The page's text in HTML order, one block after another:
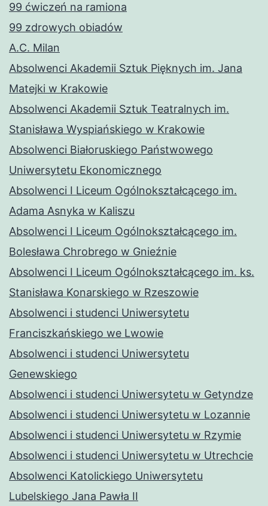
99 ćwiczeń na ramiona
99 zdrowych obiadów
A.C. Milan
Absolwenci Akademii Sztuk Pięknych im. Jana
Matejki w Krakowie
Absolwenci Akademii Sztuk Teatralnych im.
Stanisława Wyspiańskiego w Krakowie
Absolwenci Białoruskiego Państwowego
Uniwersytetu Ekonomicznego
Absolwenci I Liceum Ogólnokształcącego im.
Adama Asnyka w Kaliszu
Absolwenci I Liceum Ogólnokształcącego im.
Bolesława Chrobrego w Gnieźnie
Absolwenci I Liceum Ogólnokształcącego im. ks.
Stanisława Konarskiego w Rzeszowie
Absolwenci i studenci Uniwersytetu
Franciszkańskiego we Lwowie
Absolwenci i studenci Uniwersytetu
Genewskiego
Absolwenci i studenci Uniwersytetu w Getyndze
Absolwenci i studenci Uniwersytetu w Lozannie
Absolwenci i studenci Uniwersytetu w Rzymie
Absolwenci i studenci Uniwersytetu w Utrechcie
Absolwenci Katolickiego Uniwersytetu
Lubelskiego Jana Pawła II